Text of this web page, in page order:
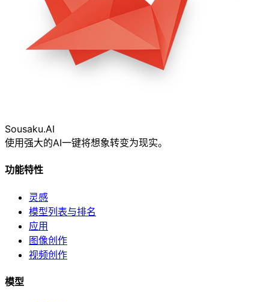
Sousaku.AI
使用强大的AI一键将想象转变为现实。
功能特性
灵感
模型列表与排名
应用
图像创作
视频创作
模型